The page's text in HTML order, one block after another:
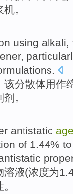
。
using alkali,
,
.
该分散体用作
剂 。
antistatic
of 1.44%
溶液(浓度为